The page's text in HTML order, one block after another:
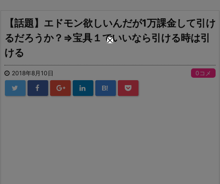
【話題】エドモン欲しいんだが1万課金して引け
るだろうか？⇒宝具１でいいなら引ける時は引
ける
2018年8月10日 0コメ
B!